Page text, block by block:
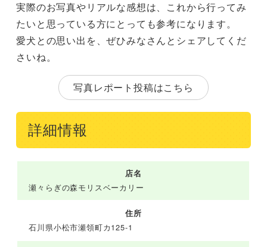
実際のお写真やリアルな感想は、これから行ってみ
たいと思っている方にとっても参考になります。
愛犬との思い出を、ぜひみなさんとシェアしてくだ
さいね。
写真レポート投稿はこちら
詳細情報
店名
瀬々らぎの森モリスベーカリー
住所
石川県小松市瀬領町カ125-1